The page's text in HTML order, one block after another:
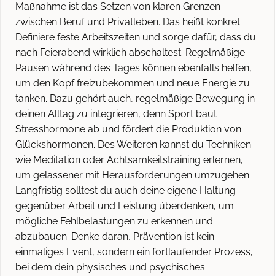
Maßnahme ist das Setzen von klaren Grenzen
zwischen Beruf und Privatleben. Das heißt konkret:
Definiere feste Arbeitszeiten und sorge dafür, dass du
nach Feierabend wirklich abschaltest. Regelmäßige
Pausen während des Tages können ebenfalls helfen,
um den Kopf freizubekommen und neue Energie zu
tanken. Dazu gehört auch, regelmäßige Bewegung in
deinen Alltag zu integrieren, denn Sport baut
Stresshormone ab und fördert die Produktion von
Glückshormonen. Des Weiteren kannst du Techniken
wie Meditation oder Achtsamkeitstraining erlernen,
um gelassener mit Herausforderungen umzugehen.
Langfristig solltest du auch deine eigene Haltung
gegenüber Arbeit und Leistung überdenken, um
mögliche Fehlbelastungen zu erkennen und
abzubauen. Denke daran, Prävention ist kein
einmaliges Event, sondern ein fortlaufender Prozess,
bei dem dein physisches und psychisches